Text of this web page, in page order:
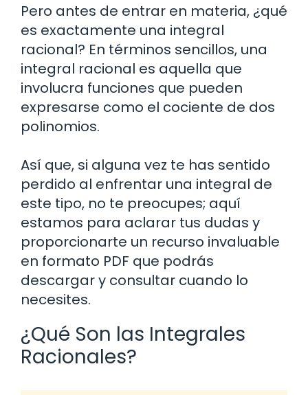
Pero antes de entrar en materia, ¿qué
es exactamente una integral
racional? En términos sencillos, una
integral racional es aquella que
involucra funciones que pueden
expresarse como el cociente de dos
polinomios.
Así que, si alguna vez te has sentido
perdido al enfrentar una integral de
este tipo, no te preocupes; aquí
estamos para aclarar tus dudas y
proporcionarte un recurso invaluable
en formato PDF que podrás
descargar y consultar cuando lo
necesites.
¿Qué Son las Integrales
Racionales?